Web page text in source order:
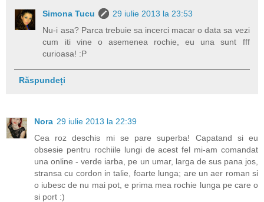
Simona Tucu
29 iulie 2013 la 23:53
Nu-i asa? Parca trebuie sa incerci macar o data sa vezi
cum iti vine o asemenea rochie, eu una sunt fff
curioasa! :P
Răspundeți
Nora 29 iulie 2013 la 22:39
Cea roz deschis mi se pare superba! Capatand si eu
obsesie pentru rochiile lungi de acest fel mi-am comandat
una online - verde iarba, pe un umar, larga de sus pana jos,
stransa cu cordon in talie, foarte lunga; are un aer roman si
o iubesc de nu mai pot, e prima mea rochie lunga pe care o
si port :)